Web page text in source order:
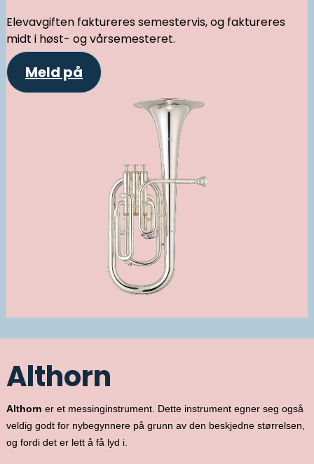
Elevavgiften faktureres semestervis, og faktureres
midt i høst- og vårsemesteret.
Meld på
Althorn
Althorn er et messinginstrument. Dette instrument egner seg også
veldig godt for nybegynnere på grunn av den beskjedne størrelsen,
og fordi det er lett å få lyd i.